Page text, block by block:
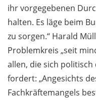
ihr vorgegebenen
halten. Es läge beim
zu sorgen.“ Harald
Problemkreis „seit
allen, die sich politisch
fordert: „Angesichts
Fachkräftemangels